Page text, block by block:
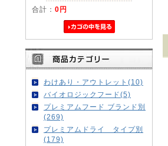
合計： 0円
わけあり・アウトレット(10)
バイオロジックフード(5)
プレミアムフード ブランド別
(269)
プレミアムドライ タイプ別
(179)